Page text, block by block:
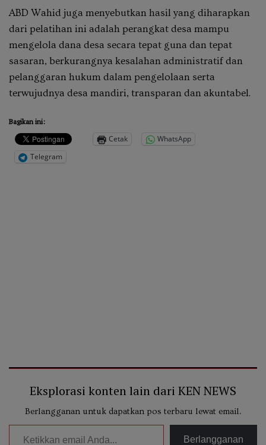
ABD Wahid juga menyebutkan hasil yang diharapkan
dari pelatihan ini adalah perangkat desa mampu
mengelola dana desa secara tepat guna dan tepat
sasaran, berkurangnya kesalahan administratif dan
pelanggaran hukum dalam pengelolaan serta
terwujudnya desa mandiri, transparan dan akuntabel.
Bagikan ini:
Cetak
WhatsApp
Telegram
Eksplorasi konten lain dari KEN NEWS
Berlangganan untuk dapatkan pos terbaru lewat email.
Ketikkan email Anda...
Berlangganan